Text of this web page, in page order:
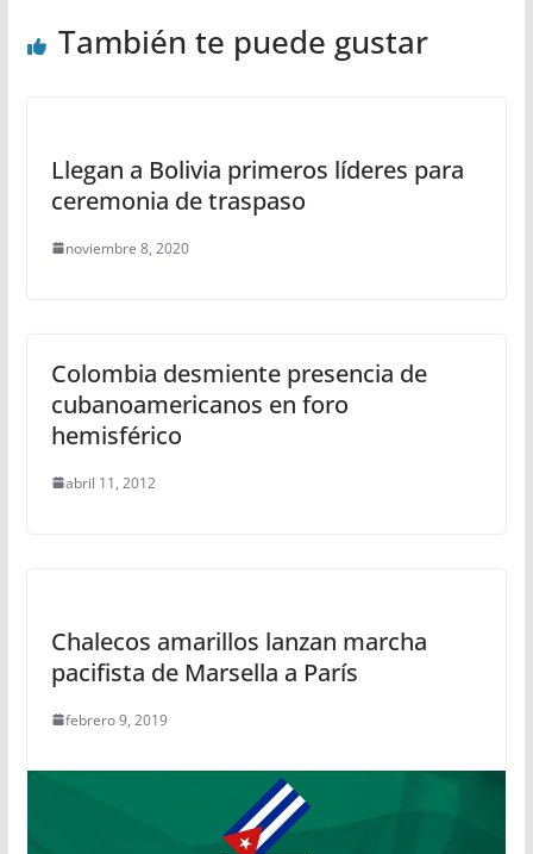
También te puede gustar
Llegan a Bolivia primeros líderes para
ceremonia de traspaso
noviembre 8, 2020
Colombia desmiente presencia de
cubanoamericanos en foro
hemisférico
abril 11, 2012
Chalecos amarillos lanzan marcha
pacifista de Marsella a París
febrero 9, 2019